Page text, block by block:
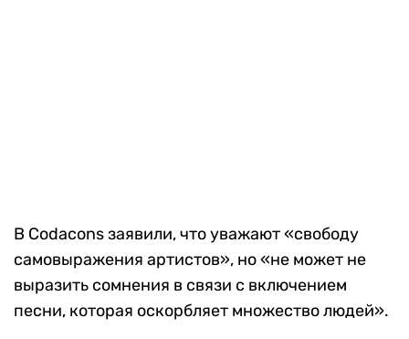
В Codacons заявили, что уважают «свободу
самовыражения артистов», но «не может не
выразить сомнения в связи с включением
песни, которая оскорбляет множество людей».